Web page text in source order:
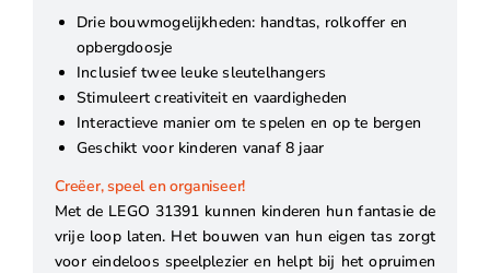
Drie bouwmogelijkheden: handtas, rolkoffer en
opbergdoosje
Inclusief twee leuke sleutelhangers
Stimuleert creativiteit en vaardigheden
Interactieve manier om te spelen en op te bergen
Geschikt voor kinderen vanaf 8 jaar
Creëer, speel en organiseer!
Met de LEGO 31391 kunnen kinderen hun fantasie de
vrije loop laten. Het bouwen van hun eigen tas zorgt
voor eindeloos speelplezier en helpt bij het opruimen